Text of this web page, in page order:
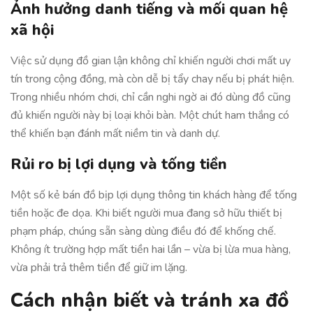
Ảnh hưởng danh tiếng và mối quan hệ
xã hội
Việc sử dụng đồ gian lận không chỉ khiến người chơi mất uy
tín trong cộng đồng, mà còn dễ bị tẩy chay nếu bị phát hiện.
Trong nhiều nhóm chơi, chỉ cần nghi ngờ ai đó dùng đồ cũng
đủ khiến người này bị loại khỏi bàn. Một chút ham thắng có
thể khiến bạn đánh mất niềm tin và danh dự.
Rủi ro bị lợi dụng và tống tiền
Một số kẻ bán đồ bịp lợi dụng thông tin khách hàng để tống
tiền hoặc đe dọa. Khi biết người mua đang sở hữu thiết bị
phạm pháp, chúng sẵn sàng dùng điều đó để khống chế.
Không ít trường hợp mất tiền hai lần – vừa bị lừa mua hàng,
vừa phải trả thêm tiền để giữ im lặng.
Cách nhận biết và tránh xa đồ